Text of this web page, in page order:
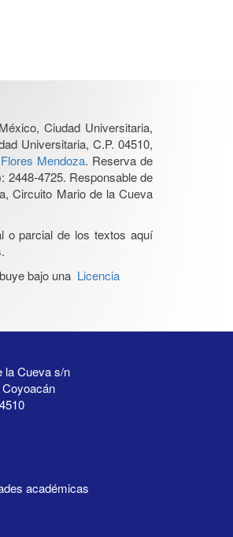
Ciudad Universitaria,
Universitaria, C.P. 04510,
Mendoza. Reserva de
2448-4725. Responsable de
Circuito Mario de la Cueva
o parcial de los textos aquí
bajo una Licencia
la Cueva s/n
académicas